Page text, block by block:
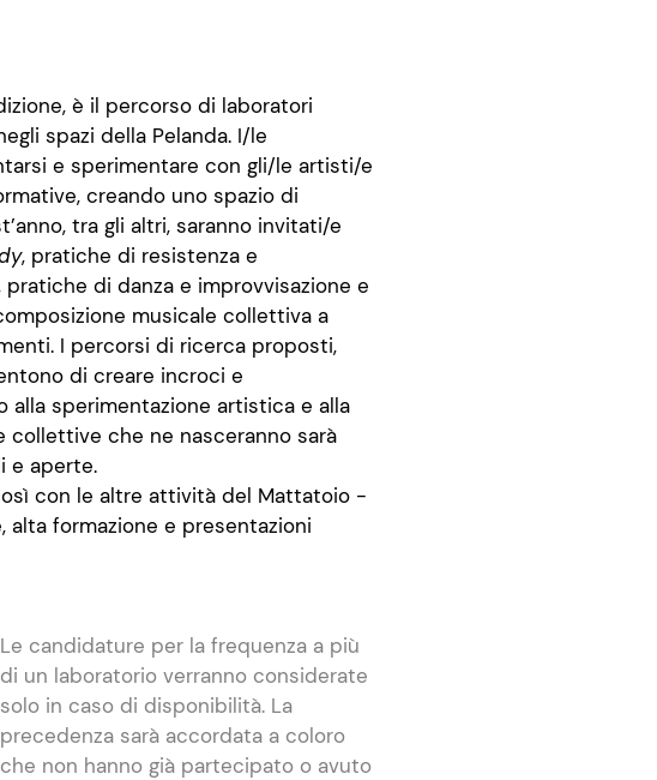
è il percorso di laboratori
spazi della Pelanda. I/le
e sperimentare con gli/le artisti/e
creando uno spazio di
tra gli altri, saranno invitati/e
, pratiche di resistenza e
pratiche di danza e improvvisazione e
musicale collettiva a
I percorsi di ricerca proposti,
di creare incroci e
sperimentazione artistica e alla
collettive che ne nasceranno sarà
e aperte.
con le altre attività del Mattatoio -
formazione e presentazioni
Le candidature per la frequenza a più
di un laboratorio verranno considerate
solo in caso di disponibilità. La
precedenza sarà accordata a coloro
che non hanno già partecipato o avuto